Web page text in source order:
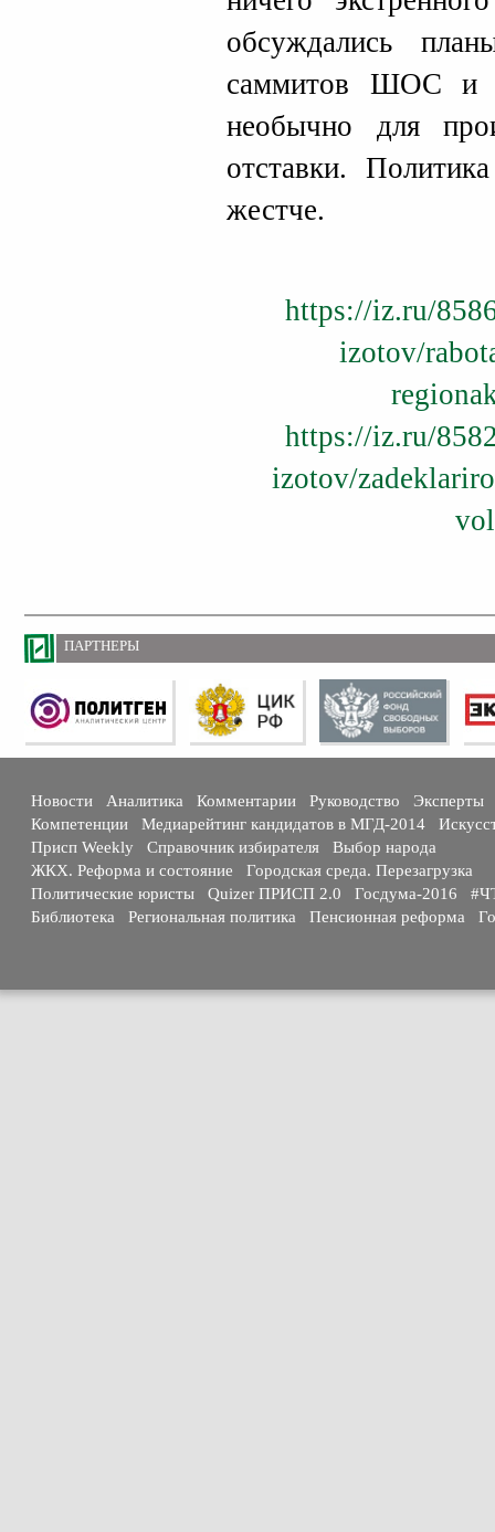
обсуждались
саммитов ШОС и
необычно для
отставки.
жестче.
https://iz.ru/
izotov/
https://iz.ru/
izotov/
ПАРТНЕРЫ
Новости Аналитика Комментарии Руководство
Эксперты
Компетенции
Медиарейтинг кандидатов в МГД-2014
Присп Weekly
Справочник избирателя
Выбор народа
ЖКХ. Реформа и состояние
Городская среда. Перезагрузка
Политические юристы
Quizer ПРИСП 2.0 Госдума-2016
Библиотека
Региональная политика Пенсионная реформа